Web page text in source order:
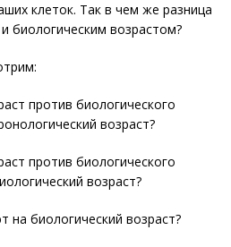
клеток. Так в чем же разница
биологическим возрастом?
против биологического
возраст?
против биологического
возраст?
на биологический возраст?